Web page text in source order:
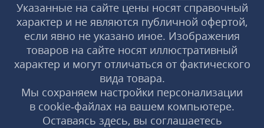
Указанные на сайте цены носят справочный
характер и не являются публичной офертой,
если явно не указано иное. Изображения
товаров на сайте носят иллюстративный
характер и могут отличаться от фактического
вида товара.
Мы сохраняем настройки персонализации
в cookie‑файлах на вашем компьютере.
Оставаясь здесь, вы соглашаетесь